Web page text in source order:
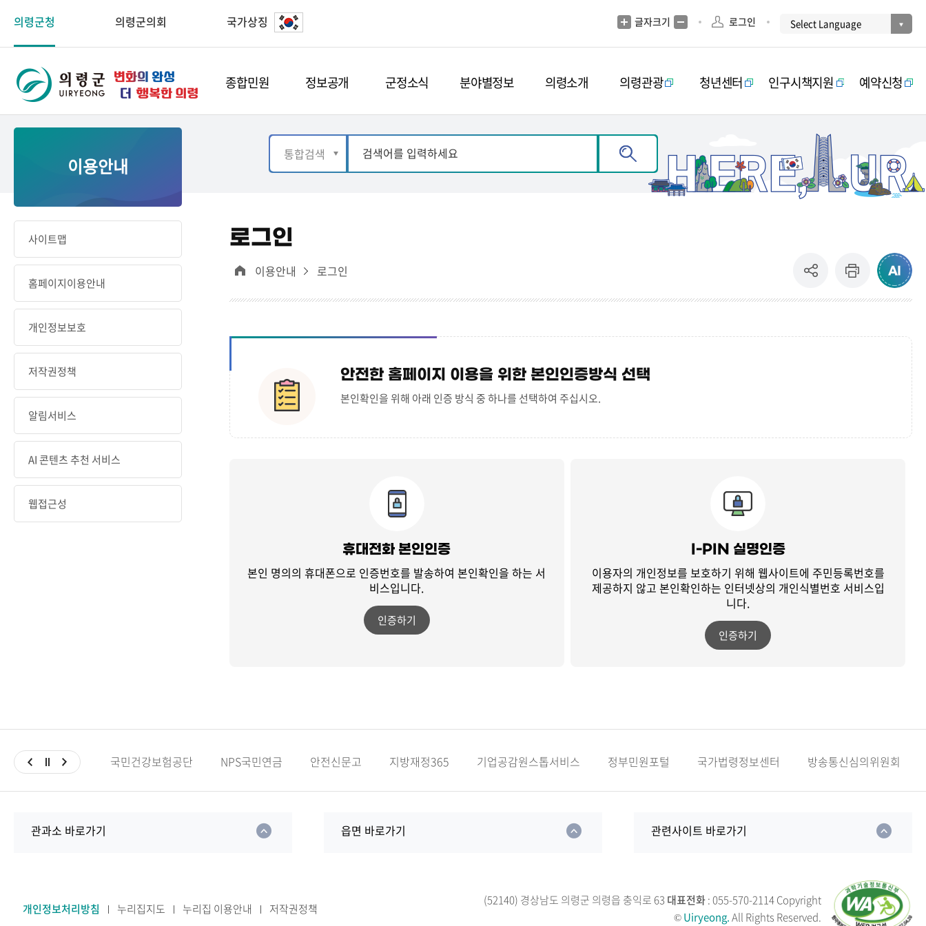
의령군청 의령군의회 국가상징 글자크기 로그인
종합민원 정보공개 군정소식 분야별정보 의령소개 의령관광 청년센터 인구시책지원 예약신청
이용안내
사이트맵
홈페이지이용안내
개인정보보호
저작권정책
알림서비스
AI 콘텐츠 추천 서비스
웹접근성
로그인
이용안내 로그인
안전한 홈페이지 이용을 위한 본인인증방식 선택
본인확인을 위해 아래 인증 방식 중 하나를 선택하여 주십시오.
휴대전화 본인인증
본인 명의의 휴대폰으로 인증번호를 발송하여본인확인을 하는 서
비스입니다.
인증하기
I-PIN 실명인증
이용자의 개인정보를 보호하기 위해 웹사이트에 주민등록번호를
제공하지 않고 본인확인하는 인터넷상의 개인식별번호 서비스입
니다.
인증하기
국민건강보험공단 NPS국민연금 안전신문고 지방재정365 기업공감원스톱서비스 정부민원포털 국가법령정보센터 방송통신심의위원회
관과소 바로가기 읍면 바로가기 관련사이트 바로가기
개인정보처리방침 누리집지도 누리집 이용안내 저작권정책
(52140) 경상남도 의령군 의령읍 충익로 63 대표전화: 055-570-2114Copyright
©Uiryeong.All Rights Reserved.